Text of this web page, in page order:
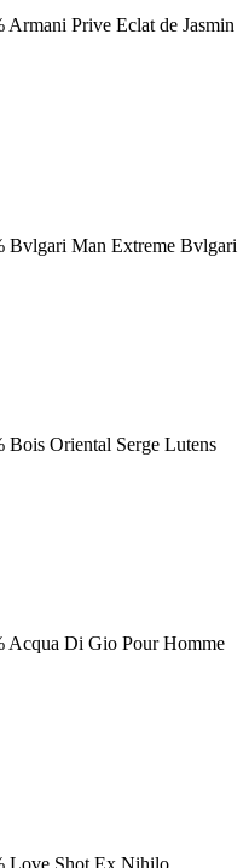
Armani Prive Eclat de Jasmin
Bvlgari Man Extreme Bvlgari
Bois Oriental Serge Lutens
Acqua Di Gio Pour Homme
Love Shot Ex Nihilo